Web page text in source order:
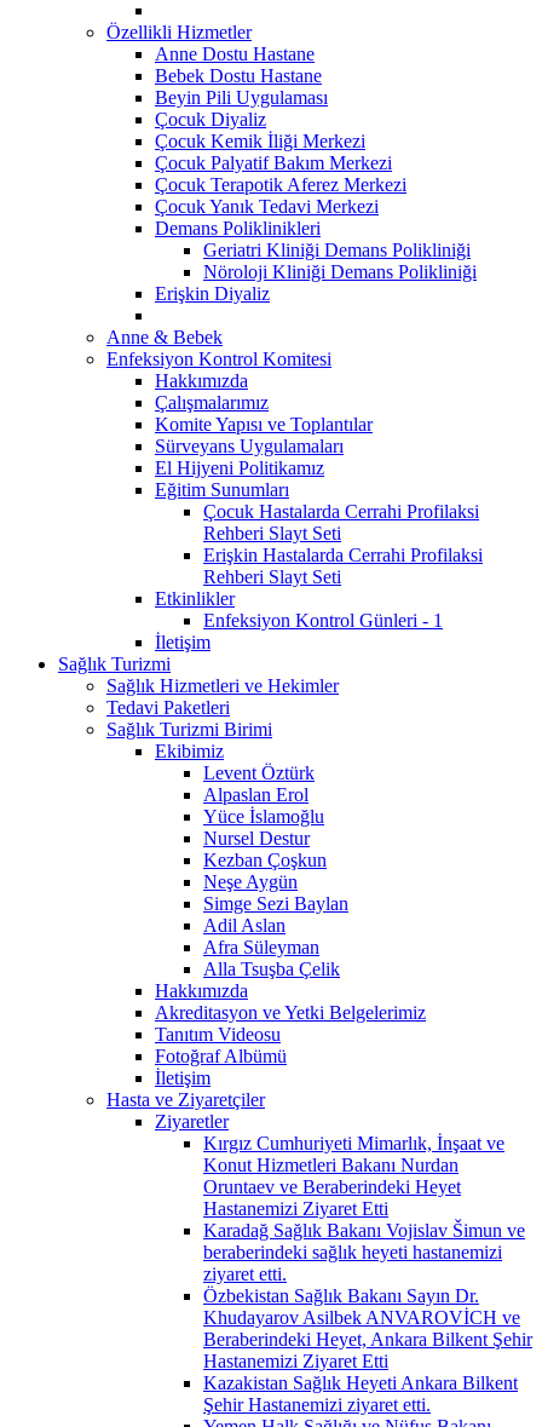
Özellikli Hizmetler
Anne Dostu Hastane
Bebek Dostu Hastane
Beyin Pili Uygulaması
Çocuk Diyaliz
Çocuk Kemik İliği Merkezi
Çocuk Palyatif Bakım Merkezi
Çocuk Terapotik Aferez Merkezi
Çocuk Yanık Tedavi Merkezi
Demans Poliklinikleri
Geriatri Kliniği Demans Polikliniği
Nöroloji Kliniği Demans Polikliniği
Erişkin Diyaliz
Anne & Bebek
Enfeksiyon Kontrol Komitesi
Hakkımızda
Çalışmalarımız
Komite Yapısı ve Toplantılar
Sürveyans Uygulamaları
El Hijyeni Politikamız
Eğitim Sunumları
Çocuk Hastalarda Cerrahi Profilaksi
Rehberi Slayt Seti
Erişkin Hastalarda Cerrahi Profilaksi
Rehberi Slayt Seti
Etkinlikler
Enfeksiyon Kontrol Günleri - 1
İletişim
Sağlık Turizmi
Sağlık Hizmetleri ve Hekimler
Tedavi Paketleri
Sağlık Turizmi Birimi
Ekibimiz
Levent Öztürk
Alpaslan Erol
Yüce İslamoğlu
Nursel Destur
Kezban Çoşkun
Neşe Aygün
Simge Sezi Baylan
Adil Aslan
Afra Süleyman
Alla Tsuşba Çelik
Hakkımızda
Akreditasyon ve Yetki Belgelerimiz
Tanıtım Videosu
Fotoğraf Albümü
İletişim
Hasta ve Ziyaretçiler
Ziyaretler
Kırgız Cumhuriyeti Mimarlık, İnşaat ve
Konut Hizmetleri Bakanı Nurdan
Oruntaev ve Beraberindeki Heyet
Hastanemizi Ziyaret Etti
Karadağ Sağlık Bakanı Vojislav Šimun ve
beraberindeki sağlık heyeti hastanemizi
ziyaret etti.
Özbekistan Sağlık Bakanı Sayın Dr.
Khudayarov Asilbek ANVAROVİCH ve
Beraberindeki Heyet, Ankara Bilkent Şehir
Hastanemizi Ziyaret Etti
Kazakistan Sağlık Heyeti Ankara Bilkent
Şehir Hastanemizi ziyaret etti.